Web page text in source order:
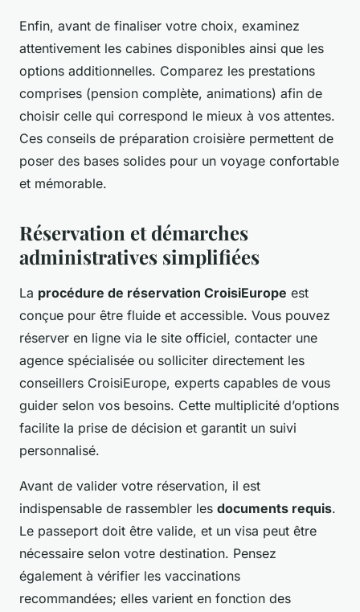
Enfin, avant de finaliser votre choix, examinez
attentivement les cabines disponibles ainsi que les
options additionnelles. Comparez les prestations
comprises (pension complète, animations) afin de
choisir celle qui correspond le mieux à vos attentes.
Ces conseils de préparation croisière permettent de
poser des bases solides pour un voyage confortable
et mémorable.
Réservation et démarches
administratives simplifiées
La procédure de réservation CroisiEurope est
conçue pour être fluide et accessible. Vous pouvez
réserver en ligne via le site officiel, contacter une
agence spécialisée ou solliciter directement les
conseillers CroisiEurope, experts capables de vous
guider selon vos besoins. Cette multiplicité d’options
facilite la prise de décision et garantit un suivi
personnalisé.
Avant de valider votre réservation, il est
indispensable de rassembler les documents requis.
Le passeport doit être valide, et un visa peut être
nécessaire selon votre destination. Pensez
également à vérifier les vaccinations
recommandées; elles varient en fonction des